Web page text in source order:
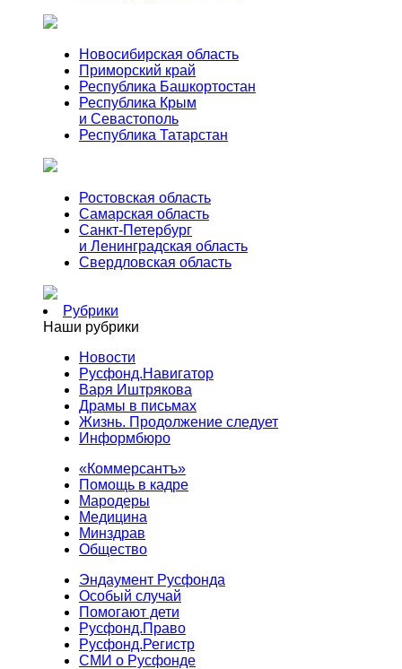
Новосибирская область
Приморский край
Республика Башкортостан
Республика Крым
и Севастополь
Республика Татарстан
Ростовская область
Самарская область
Санкт-Петербург
и Ленинградская область
Свердловская область
Рубрики
Наши рубрики
Новости
Русфонд.Навигатор
Варя Иштрякова
Драмы в письмах
Жизнь. Продолжение следует
Информбюро
«Коммерсантъ»
Помощь в кадре
Мародеры
Медицина
Минздрав
Общество
Эндаумент Русфонда
Особый случай
Помогают дети
Русфонд.Право
Русфонд.Регистр
СМИ о Русфонде